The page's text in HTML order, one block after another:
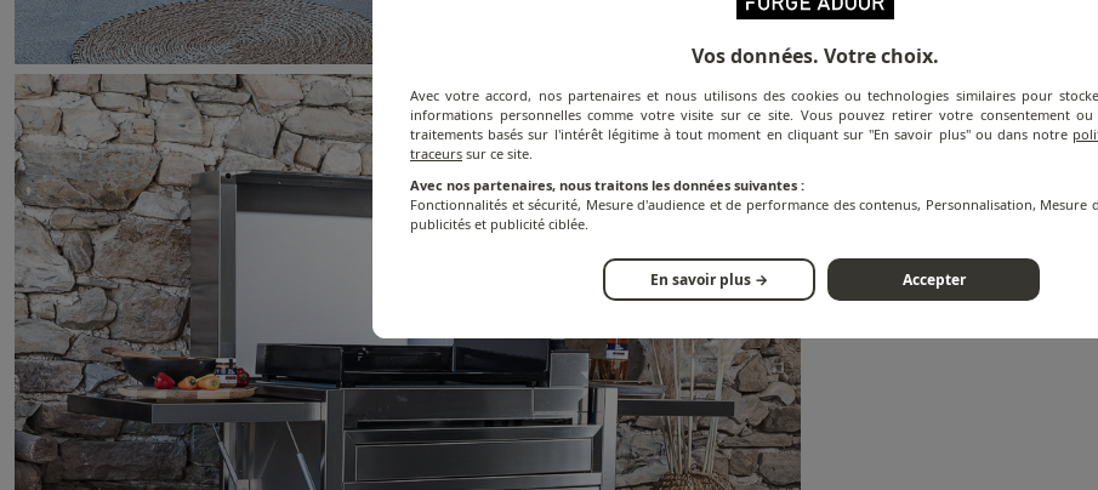
Vos données. Votre choix.
Avec votre accord, nos partenaires et nous utilisons des cookies ou technologies similaires pour
informations personnelles comme votre visite sur ce site. Vous pouvez retirer votre consentement
traitements basés sur l'intérêt légitime à tout moment en cliquant sur "En savoir plus" ou dans notre
traceurs sur ce site.
Avec nos partenaires, nous traitons les données suivantes :
Fonctionnalités et sécurité, Mesure d'audience et de performance des contenus, Personnalisation, Mesure
publicités et publicité ciblée.
En savoir plus → Accepter